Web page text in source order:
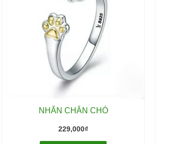
NHẪN CHÂN CHÓ
229,000₫